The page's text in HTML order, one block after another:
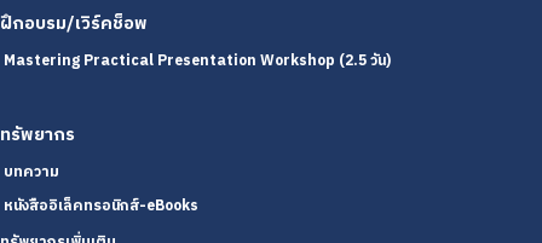
ฝึกอบรม/เวิร์คช็อพ
Mastering Practical Presentation Workshop (2.5 วัน)
ทรัพยากร
บทความ
หนังสืออิเล็คทรอนิกส์-eBooks